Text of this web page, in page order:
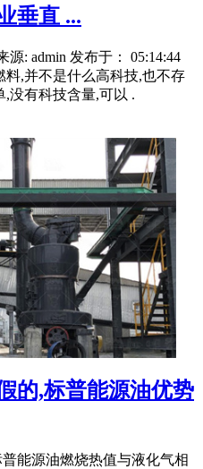
垂直 ...
: admin 发布于： 05:14:44
,并不是什么高科技,也不存
没有科技含量,可以 .
的,标普能源油优势
能源油燃烧热值与液化气相